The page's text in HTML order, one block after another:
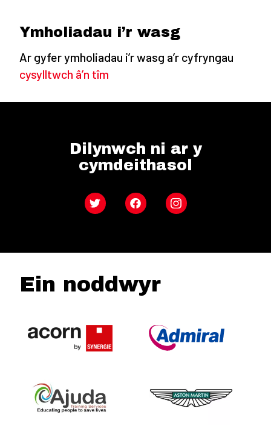
Ymholiadau i’r wasg
Ar gyfer ymholiadau i’r wasg a’r cyfryngau
cysylltwch â’n tîm
Dilynwch ni ar y
cymdeithasol
Twitter FacebookInstagram
Ein noddwyr